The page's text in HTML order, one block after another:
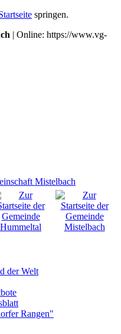
springen.
| Online: https://www.vg-
der Welt
Rangen"